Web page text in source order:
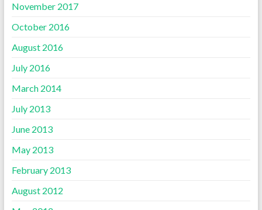
November 2017
October 2016
August 2016
July 2016
March 2014
July 2013
June 2013
May 2013
February 2013
August 2012